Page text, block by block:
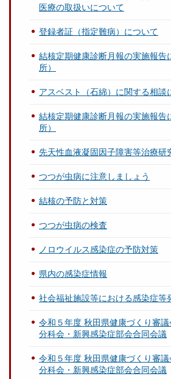
医療の取扱いについて
登録者証（指定難病）について
結核定期健康診断月報の実施報告
所）
アスベスト（石綿）に関する相談
結核定期健康診断月報の実施報告
所）
先天性血液凝固因子障害等治療研
つつが虫病に注意しましょう
結核の予防と対策
つつが虫病の検査
ノロウイルス感染症の予防対策
県内の感染症情報
社会福祉施設等における感染症等
令和５年度 秋田県健康づくり審
分科会・新興感染症部会合同会議
令和５年度 秋田県健康づくり審
分科会・新興感染症部会合同会議